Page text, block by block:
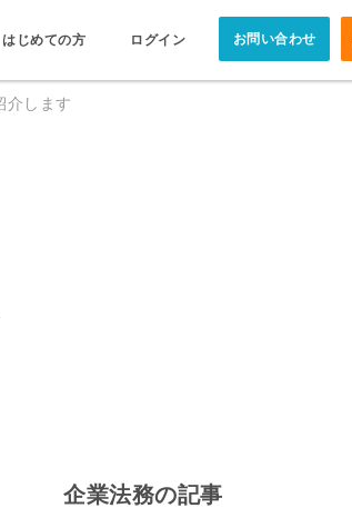
はじめての方 ログイン お問い合わせ
介します
企業法務の記事